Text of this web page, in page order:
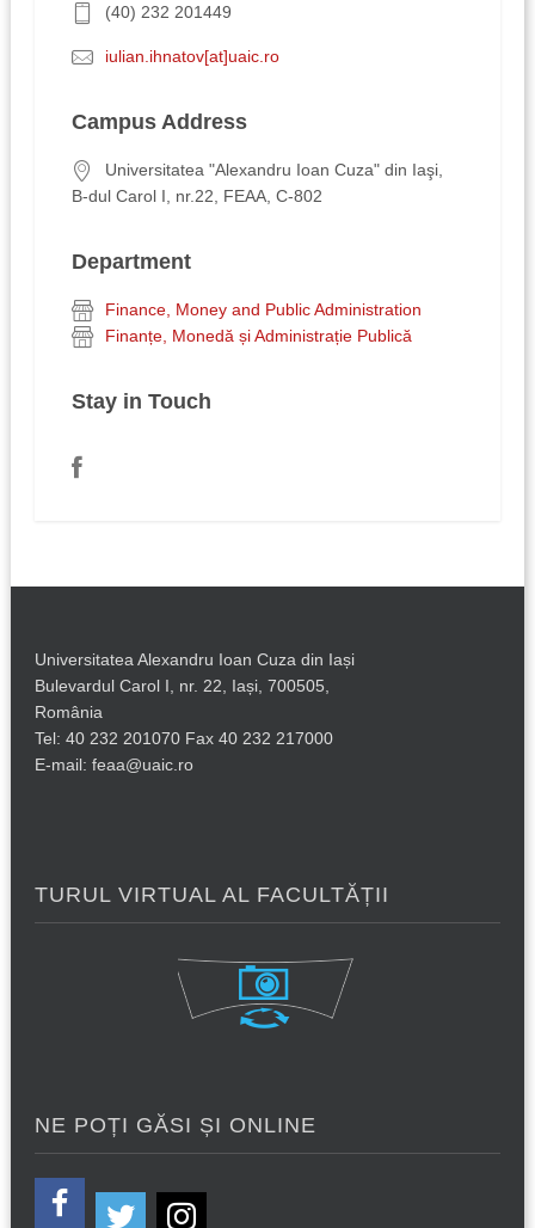
(40) 232 201449
iulian.ihnatov[at]uaic.ro
Campus Address
Universitatea "Alexandru Ioan Cuza" din Iaşi,
B-dul Carol I, nr.22, FEAA, C-802
Department
Finance, Money and Public Administration
Finanțe, Monedă și Administrație Publică
Stay in Touch
Universitatea Alexandru Ioan Cuza din Iași
Bulevardul Carol I, nr. 22, Iași, 700505,
România
Tel: 40 232 201070 Fax 40 232 217000
E-mail: feaa@uaic.ro
TURUL VIRTUAL AL FACULTĂȚII
NE POȚI GĂSI ȘI ONLINE